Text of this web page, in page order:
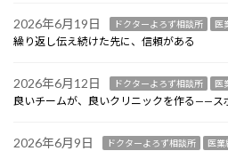
2026年6月19日 ドクターよろず相談所 医
繰り返し伝え続けた先に、信頼がある
2026年6月12日 ドクターよろず相談所 医
良いチームが、良いクリニックを作る——ス
2026年6月9日 ドクターよろず相談所 医業